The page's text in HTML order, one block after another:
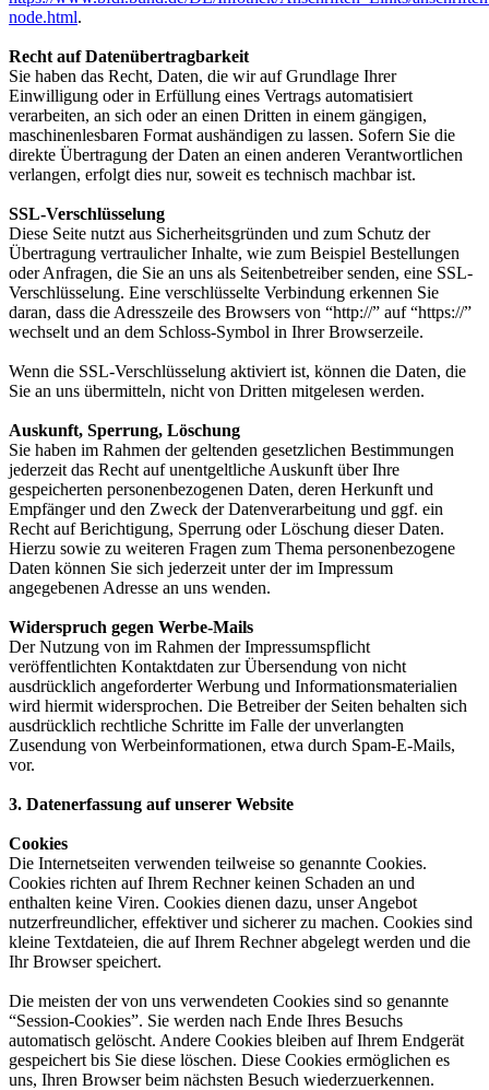
node.html.
Recht auf Datenübertragbarkeit
Sie haben das Recht, Daten, die wir auf Grundlage Ihrer
Einwilligung oder in Erfüllung eines Vertrags automatisiert
verarbeiten, an sich oder an einen Dritten in einem gängigen,
maschinenlesbaren Format aushändigen zu lassen. Sofern Sie die
direkte Übertragung der Daten an einen anderen Verantwortlichen
verlangen, erfolgt dies nur, soweit es technisch machbar ist.
SSL-Verschlüsselung
Diese Seite nutzt aus Sicherheitsgründen und zum Schutz der
Übertragung vertraulicher Inhalte, wie zum Beispiel Bestellungen
oder Anfragen, die Sie an uns als Seitenbetreiber senden, eine SSL-
Verschlüsselung. Eine verschlüsselte Verbindung erkennen Sie
daran, dass die Adresszeile des Browsers von “http://” auf “https://”
wechselt und an dem Schloss-Symbol in Ihrer Browserzeile.
Wenn die SSL-Verschlüsselung aktiviert ist, können die Daten, die
Sie an uns übermitteln, nicht von Dritten mitgelesen werden.
Auskunft, Sperrung, Löschung
Sie haben im Rahmen der geltenden gesetzlichen Bestimmungen
jederzeit das Recht auf unentgeltliche Auskunft über Ihre
gespeicherten personenbezogenen Daten, deren Herkunft und
Empfänger und den Zweck der Datenverarbeitung und ggf. ein
Recht auf Berichtigung, Sperrung oder Löschung dieser Daten.
Hierzu sowie zu weiteren Fragen zum Thema personenbezogene
Daten können Sie sich jederzeit unter der im Impressum
angegebenen Adresse an uns wenden.
Widerspruch gegen Werbe-Mails
Der Nutzung von im Rahmen der Impressumspflicht
veröffentlichten Kontaktdaten zur Übersendung von nicht
ausdrücklich angeforderter Werbung und Informationsmaterialien
wird hiermit widersprochen. Die Betreiber der Seiten behalten sich
ausdrücklich rechtliche Schritte im Falle der unverlangten
Zusendung von Werbeinformationen, etwa durch Spam-E-Mails,
vor.
3. Datenerfassung auf unserer Website
Cookies
Die Internetseiten verwenden teilweise so genannte Cookies.
Cookies richten auf Ihrem Rechner keinen Schaden an und
enthalten keine Viren. Cookies dienen dazu, unser Angebot
nutzerfreundlicher, effektiver und sicherer zu machen. Cookies sind
kleine Textdateien, die auf Ihrem Rechner abgelegt werden und die
Ihr Browser speichert.
Die meisten der von uns verwendeten Cookies sind so genannte
“Session-Cookies”. Sie werden nach Ende Ihres Besuchs
automatisch gelöscht. Andere Cookies bleiben auf Ihrem Endgerät
gespeichert bis Sie diese löschen. Diese Cookies ermöglichen es
uns, Ihren Browser beim nächsten Besuch wiederzuerkennen.